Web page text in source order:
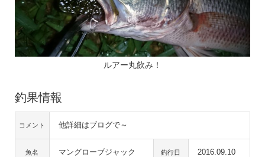
ルアー丸飲み！
釣果情報
コメント 他詳細はブログで～
魚名 マングローブジャック 釣行日 2016.09.10